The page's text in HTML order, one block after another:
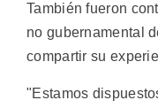
También fueron
no gubernamental
compartir su
"Estamos